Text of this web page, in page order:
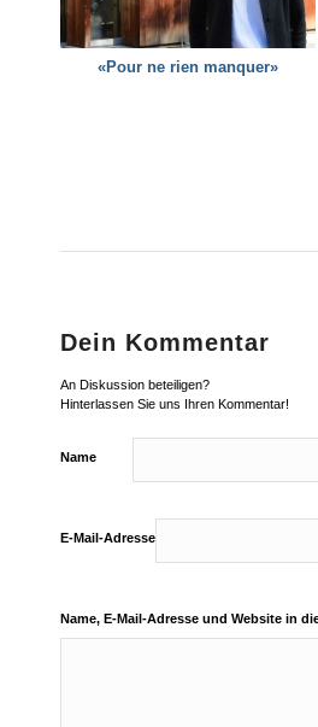
«Pour ne rien manquer»
Dein Kommentar
An Diskussion beteiligen?
Hinterlassen Sie uns Ihren Kommentar!
Name
E-Mail-Adresse
Name, E-Mail-Adresse und Website in